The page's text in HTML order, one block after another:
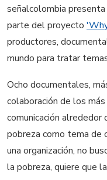
señalcolombia
parte del proyecto
productores,
mundo para tratar
Ocho documentales,
colaboración de los
comunicación
pobreza como tema de
una organización, no
la pobreza, quiere que